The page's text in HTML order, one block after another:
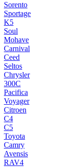
Sorento
Sportage
K5
Soul
Mohave
Carnival
Ceed
Seltos
Chrysler
300C
Pacifica
Voyager
Citroen
C4
C5
Toyota
Camry
Avensis
RAV4